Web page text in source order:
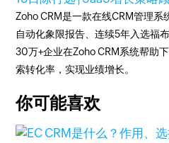
Zoho CRM是一款在线CRM管理
自动化象限报告、连续5年入选福
30万+企业在Zoho CRM系统帮助
索转化率，实现业绩增长。
你可能喜欢